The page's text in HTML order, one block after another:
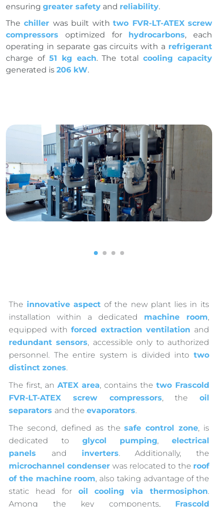
ensuring greater safety and reliability.
The chiller was built withtwo FVR-LT-ATEX screw
compressors optimized for hydrocarbons, each
operating in separate gas circuits with a refrigerant
charge of 51 kg each. The totalcooling capacity
generated is 206 kW.
1
2
3
4
The innovative aspect of the new plant lies in its
installation within a dedicated machine room,
equipped with forced extraction ventilation and
redundant sensors, accessible only to authorized
personnel. The entire system is divided into two
distinct zones.
The first, an ATEX area, contains the two Frascold
FVR-LT-ATEX screw compressors, the oil
separators and the evaporators.
The second, defined as thesafe control zone, is
dedicated to glycol pumping, electrical
panels and inverters. Additionally, the
microchannel condenser was relocated to the roof
of the machine room, also taking advantage of the
static head for oil cooling via thermosiphon.
Among the key components, Frascold